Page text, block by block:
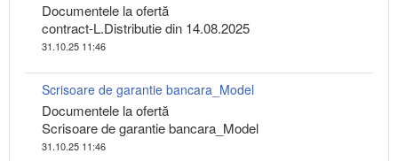
Documentele la ofertă
contract-L.Distributie din 14.08.2025
31.10.25 11:46
Scrisoare de garantie bancara_Model
Documentele la ofertă
Scrisoare de garantie bancara_Model
31.10.25 11:46